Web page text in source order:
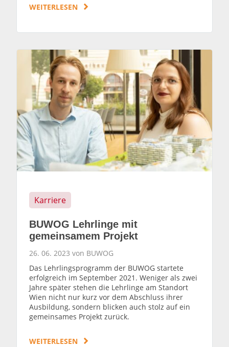
WEITERLESEN
Karriere
BUWOG Lehrlinge mit
gemeinsamem Projekt
26. 06. 2023 von BUWOG
Das Lehrlingsprogramm der BUWOG startete
erfolgreich im September 2021. Weniger als zwei
Jahre später stehen die Lehrlinge am Standort
Wien nicht nur kurz vor dem Abschluss ihrer
Ausbildung, sondern blicken auch stolz auf ein
gemeinsames Projekt zurück.
WEITERLESEN